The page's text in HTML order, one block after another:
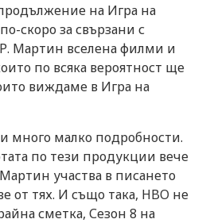
на Игра на
скоро за свързани с
Мартин вселена филми и
по всяка вероятност ще
виждаме в Игра на
много малко подробности.
по тези продукции вече
участва в писането
от тях. И също така, HBO не
сметка, Сезон 8 на